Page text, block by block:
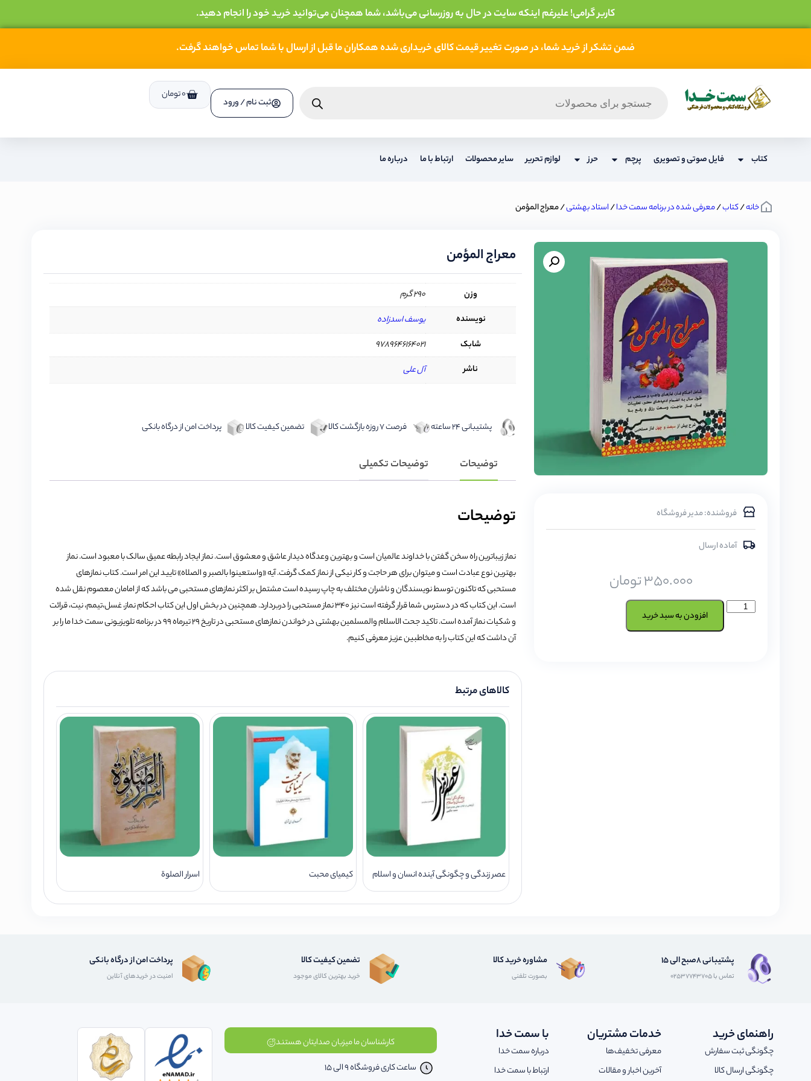
کاربر گرامی! علیرغم اینکه سایت در حال به روزرسانی می‌باشد، شما همچنان می‌توانید خرید خود را انجام دهید.
ضمن تشکر از خرید شما، در صورت تغییر قیمت کالای خریداری شده همکاران ما قبل از ارسال با شما تماس خواهند گرفت.
ثبت نام / ورود
0تومان
کتاب فایل صوتی و تصویری پرچم حرز لوازم تحریر سایر محصولات ارتباط با ما درباره ما
خانه/کتاب/معرفی شده در برنامه سمت خدا/استاد بهشتی/ معراج المؤمن
فروشنده: مدیر فروشگاه
آماده ارسال
350.000تومان
افزودن به سبد خرید
معراج المؤمن
وزن
290 گرم
نویسنده
یوسف اسدزاده
شابک
9789646164021
ناشر
آل علی
پشتیبانی 24 ساعته فرصت 7 روزه بازگشت کالا تضمین کیفیت کالا پرداخت امن از درگاه بانکی
توضیحات توضیحات تکمیلی
توضیحات
نماز زیباترین راه سخن گفتن با خداوند عالمیان است و بهترین وعدگاه دیدار عاشق و معشوق است. نماز ایجاد رابطه عمیق سالک با معبود است. نماز
بهترین نوع عبادت است و میتوان برای هر حاجت و کار نیکی از نماز کمک گرفت. آیه «واستعینوا بالصبر و الصلاه» تایید این امر است. کتاب نمازهای
مستحبی که تاکنون توسط نویسندگان و ناشران مختلف به چاپ رسیده است مشتمل بر اکثر نمازهای مستحبی می باشد که از امامان معصوم نقل شده
است. این کتاب که در دسترس شما قرار گرفته است نیز 340 نماز مستحبی را دربردارد. همچنین در بخش اول این کتاب احکام نماز، غسل،تیمم، نیت، قرائت
و شکیات نماز آمده است. تاکید جحت الاسلام والمسلمین بهشتی در خواندن نمازهای مستحبی در تاریخ 29 تیرماه 99 در برنامه تلویزیونی سمت خدا ما را بر
آن داشت که این کتاب را به مخاطبین عزیز معرفی کنیم.
کالاهای مرتبط
عصر زندگی و چگونگی آینده انسان و اسلام کیمیای محبت اسرار الصلوة
پشتیبانی 8صبح الی 15
تماس با 02537743705
مشاوره خرید کالا
بصورت تلفنی
تضمین کیفیت کالا
خرید بهترین کالای موجود
پرداخت امن از درگاه بانکی
امنیت در خریدهای آنلاین
راهنمای خرید
چگونگی ثبت سفارش
چگونگی ارسال کالا
خدمات مشتریان
معرفی تخفیف‌ها
آخرین اخبار و مقالات
با سمت خدا
درباره سمت خدا
ارتباط با سمت خدا
کارشناسان ما میزبان صدایتان هستند
ساعت کاری فروشگاه 9 الی 15